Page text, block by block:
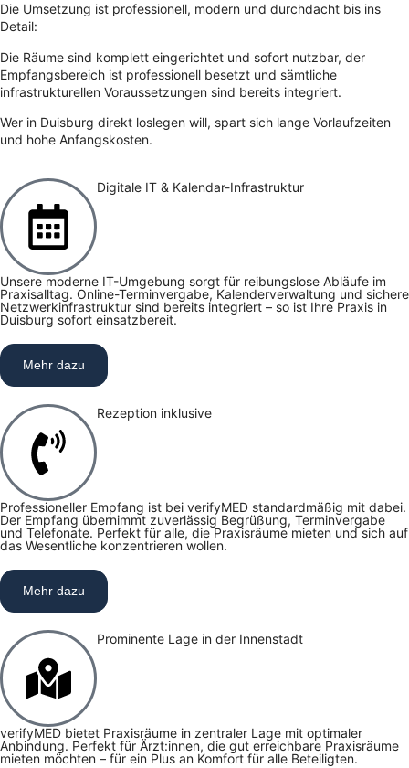
Die Umsetzung ist professionell, modern und durchdacht bis ins
Detail:
Die Räume sind komplett eingerichtet und sofort nutzbar, der
Empfangsbereich ist professionell besetzt und sämtliche
infrastrukturellen Voraussetzungen sind bereits integriert.
Wer in Duisburg direkt loslegen will, spart sich lange Vorlaufzeiten
und hohe Anfangskosten.
Digitale IT & Kalendar-Infrastruktur
Unsere moderne IT-Umgebung sorgt für reibungslose Abläufe im
Praxisalltag. Online-Terminvergabe, Kalenderverwaltung und sichere
Netzwerkinfrastruktur sind bereits integriert – so ist Ihre Praxis in
Duisburg sofort einsatzbereit.
Mehr dazu
Rezeption inklusive
Professioneller Empfang ist bei verifyMED standardmäßig mit dabei.
Der Empfang übernimmt zuverlässig Begrüßung, Terminvergabe
und Telefonate. Perfekt für alle, die Praxisräume mieten und sich auf
das Wesentliche konzentrieren wollen.
Mehr dazu
Prominente Lage in der Innenstadt
verifyMED bietet Praxisräume in zentraler Lage mit optimaler
Anbindung. Perfekt für Ärzt:innen, die gut erreichbare Praxisräume
mieten möchten – für ein Plus an Komfort für alle Beteiligten.